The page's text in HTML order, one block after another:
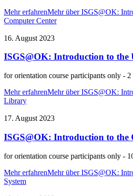
Mehr erfahrenMehr über ISGS@OK:
Computer Center
16. August 2023
ISGS@OK: Introduction to
for orientation course participants only - 2
Mehr erfahrenMehr über ISGS@OK:
Library
17. August 2023
ISGS@OK: Introduction to the
for orientation course participants only -
Mehr erfahrenMehr über ISGS@OK:
System